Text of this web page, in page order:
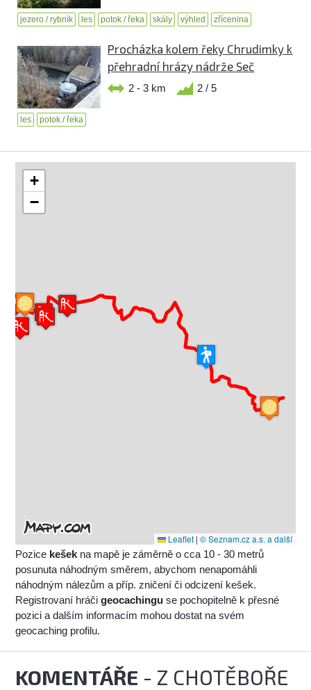
jezero / rybník les potok / řeka skály výhled zřícenina
Procházka kolem řeky Chrudimky k
přehradní hrázy nádrže Seč
2 - 3 km 2 / 5
les potok / řeka
+
−
Leaflet | © Seznam.cz a.s. a další
Pozice kešek na mapě je záměrně o cca 10 - 30 metrů
posunuta náhodným směrem, abychom nenapomáhli
náhodným nálezům a příp. zničení či odcizení kešek.
Registrovaní hráčigeocachingu se pochopitelně k přesné
pozici a dalším informacím mohou dostat na svém
geocaching profilu.
KOMENTÁŘE - Z CHOTĚBOŘE